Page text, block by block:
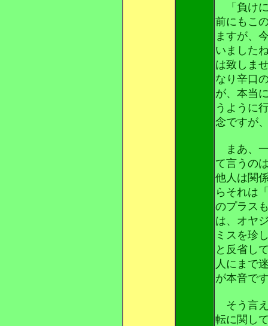
「負けに
前にもこ
ますが、
いました
は致しま
なり辛口
が、本当
うように
念ですが
まあ、一
て言うの
他人は関
らそれは
のプラス
は、オヤ
ミスを珍
と反省し
人にまで
が本音で
そう言え
転に関し